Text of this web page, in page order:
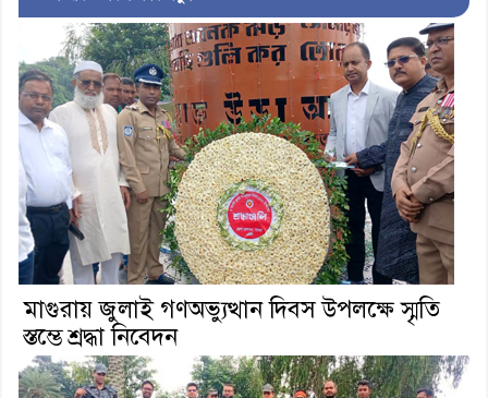
মাগুরায় জুলাই গণঅভ্যুত্থান দিবস উপলক্ষে স্মৃতি
স্তম্ভে শ্রদ্ধা নিবেদন